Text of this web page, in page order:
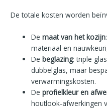
De totale kosten worden
Demaat van het kozijn
materiaal en
De beglazing: triple
dubbelglas, maar
verwarmingskosten.
Deprofielkleur en
houtlook-afwerkingen